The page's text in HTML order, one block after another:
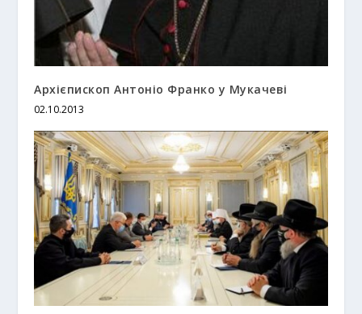
Архієпископ Антоніо Франко у Мукачеві
02.10.2013